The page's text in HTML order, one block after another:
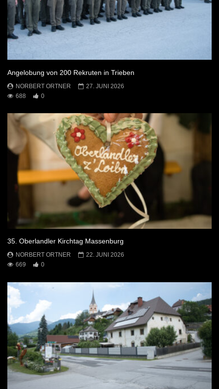
Angelobung von 200 Rekruten in Trieben
NORBERT ORTNER
27. JUNI 2026
688
0
35. Oberlandler Kirchtag Massenburg
NORBERT ORTNER
22. JUNI 2026
669
0